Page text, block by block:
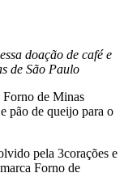
doação de café e
de São Paulo
Forno de Minas
pão de queijo para o
pela 3corações e
Forno de